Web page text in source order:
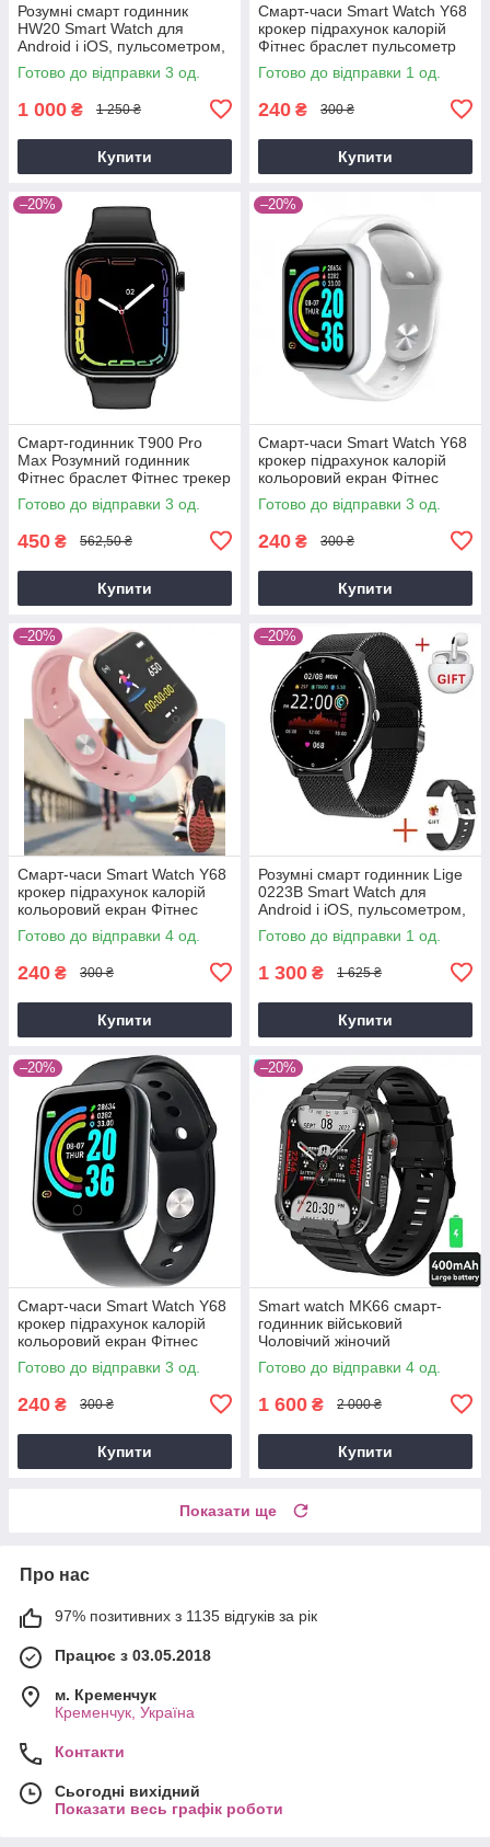
Розумні смарт годинник
HW20 Smart Watch для
Android і iOS, пульсометром,
тонометром, крокоміром
(чорні ))
Готово до відправки 3 од.
1 000 ₴ 1 250 ₴
Купити
Смарт-часи Smart Watch Y68
крокер підрахунок калорій
Фітнес браслет пульсометр
тонометр
Готово до відправки 1 од.
240 ₴ 300 ₴
Купити
–20%
Смарт-годинник T900 Pro
Max Розумний годинник
Фітнес браслет Фітнес трекер
Готово до відправки 3 од.
450 ₴ 562,50 ₴
Купити
–20%
Смарт-часи Smart Watch Y68
крокер підрахунок калорій
кольоровий екран Фітнес
браслет пульсометр
тонометр
Готово до відправки 3 од.
240 ₴ 300 ₴
Купити
–20%
Смарт-часи Smart Watch Y68
крокер підрахунок калорій
кольоровий екран Фітнес
браслет пульсометр
тонометр
Готово до відправки 4 од.
240 ₴ 300 ₴
Купити
–20%
Розумні смарт годинник Lige
0223B Smart Watch для
Android і iOS, пульсометром,
тонометром, крокоміром
Готово до відправки 1 од.
1 300 ₴ 1 625 ₴
Купити
–20%
Смарт-часи Smart Watch Y68
крокер підрахунок калорій
кольоровий екран Фітнес
браслет пульсометр
тонометр
Готово до відправки 3 од.
240 ₴ 300 ₴
Купити
–20%
Smart watch MK66 смарт-
годинник військовий
Чоловічий жіночий
найкращий Smartwatch 8
розумний Смартгодинник
Готово до відправки 4 од.
1 600 ₴ 2 000 ₴
Купити
Показати ще
Про нас
97% позитивних з 1135 відгуків за рік
Працює з 03.05.2018
м. Кременчук
Кременчук, Україна
Контакти
Сьогодні вихідний
Показати весь графік роботи